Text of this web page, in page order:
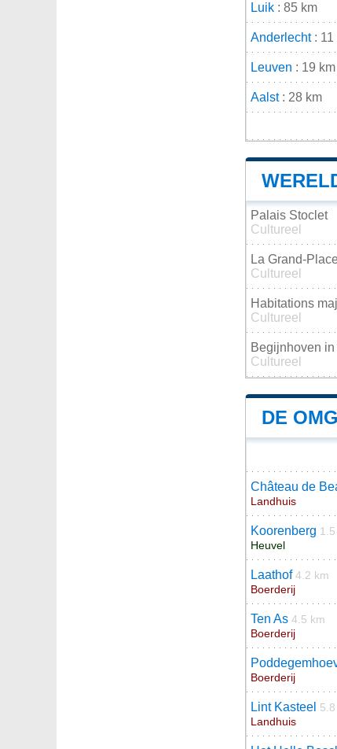
Luik : 85 km
Anderlecht: 11
Leuven : 19 km
Aalst: 28 km
Palais Stoclet
Cultureel
La Grand-
Cultureel
Habitations
Cultureel
Begijnhoven
Cultureel
DE
Château de
Landhuis
Koorenberg
Heuvel
Laathof 4.2 km
Boerderij
Ten As 4.5 km
Boerderij
Boerderij
Lint Kasteel
Landhuis